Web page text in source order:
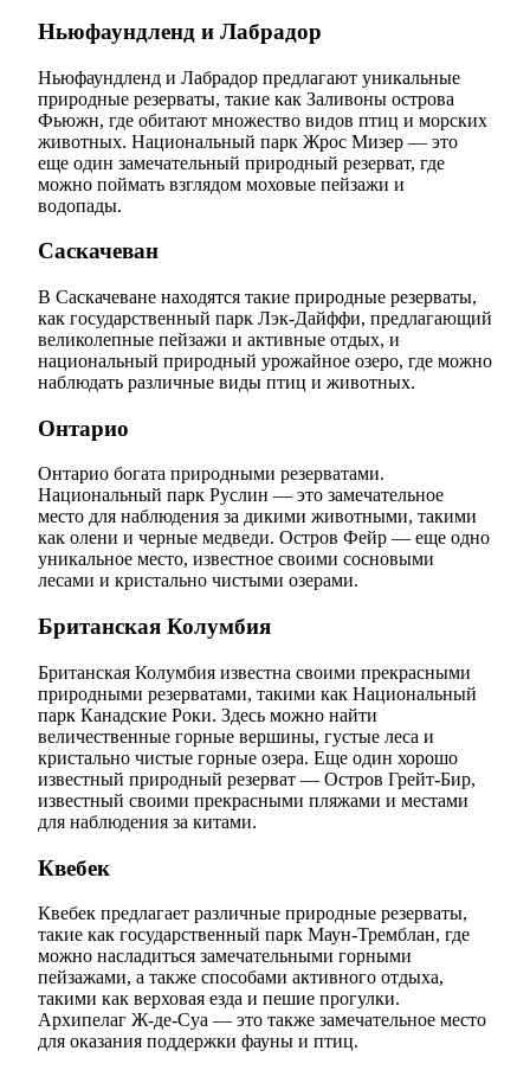
Ньюфаундленд и Лабрадор
Ньюфаундленд и Лабрадор предлагают уникальные
природные резерваты, такие как Заливоны острова
Фьюжн, где обитают множество видов птиц и морских
животных. Национальный парк Жрос Мизер — это
еще один замечательный природный резерват, где
можно поймать взглядом моховые пейзажи и
водопады.
Саскачеван
В Саскачеване находятся такие природные резерваты,
как государственный парк Лэк-Дайффи, предлагающий
великолепные пейзажи и активные отдых, и
национальный природный урожайное озеро, где можно
наблюдать различные виды птиц и животных.
Онтарио
Онтарио богата природными резерватами.
Национальный парк Руслин — это замечательное
место для наблюдения за дикими животными, такими
как олени и черные медведи. Остров Фейр — еще одно
уникальное место, известное своими сосновыми
лесами и кристально чистыми озерами.
Британская Колумбия
Британская Колумбия известна своими прекрасными
природными резерватами, такими как Национальный
парк Канадские Роки. Здесь можно найти
величественные горные вершины, густые леса и
кристально чистые горные озера. Еще один хорошо
известный природный резерват — Остров Грейт-Бир,
известный своими прекрасными пляжами и местами
для наблюдения за китами.
Квебек
Квебек предлагает различные природные резерваты,
такие как государственный парк Маун-Тремблан, где
можно насладиться замечательными горными
пейзажами, а также способами активного отдыха,
такими как верховая езда и пешие прогулки.
Архипелаг Ж-де-Суа — это также замечательное место
для оказания поддержки фауны и птиц.